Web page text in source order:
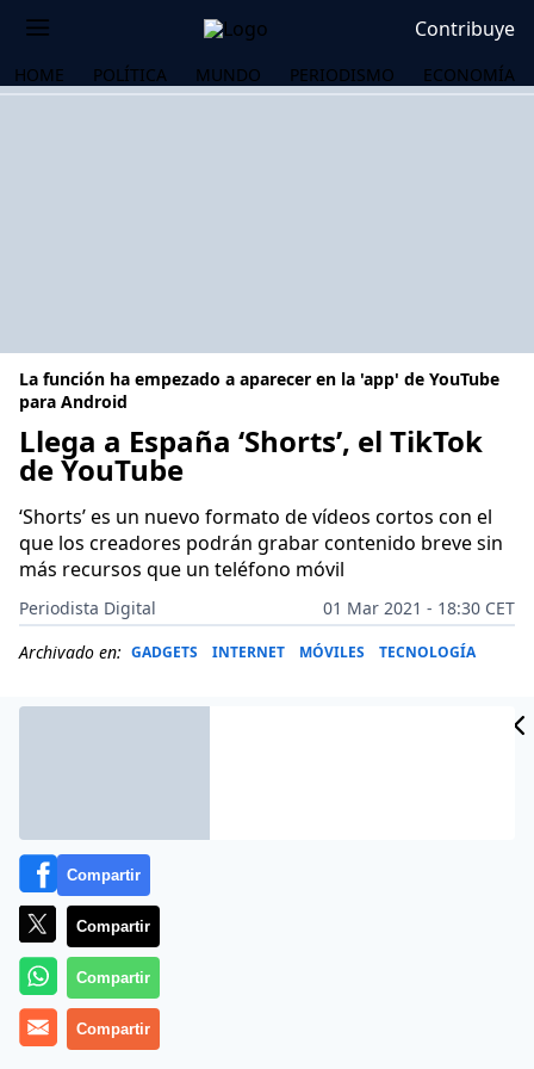
Contribuye
HOME POLÍTICA MUNDO PERIODISMO ECONOMÍA
La función ha empezado a aparecer en la 'app' de YouTube
para Android
Llega a España ‘Shorts’, el TikTok
de YouTube
‘Shorts’ es un nuevo formato de vídeos cortos con el
que los creadores podrán grabar contenido breve sin
más recursos que un teléfono móvil
Periodista Digital
01 Mar 2021 - 18:30 CET
Archivado en: GADGETS INTERNET MÓVILES TECNOLOGÍA
Más información
Compartir
Compartir
Compartir
Compartir